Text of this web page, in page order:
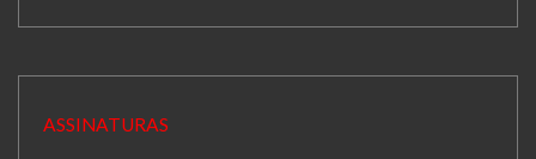
ASSINATURAS